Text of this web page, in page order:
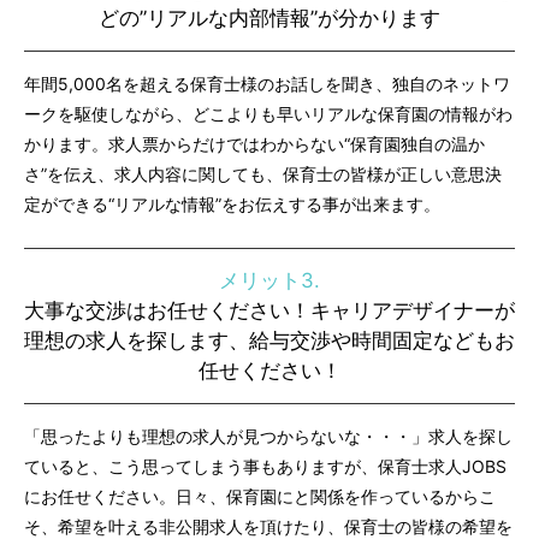
どの”リアルな内部情報”が分かります
年間5,000名を超える保育士様のお話しを聞き、独自のネットワ
ークを駆使しながら、どこよりも早いリアルな保育園の情報がわ
かります。求人票からだけではわからない“保育園独自の温か
さ”を伝え、求人内容に関しても、保育士の皆様が正しい意思決
定ができる“リアルな情報”をお伝えする事が出来ます。
メリット3.
大事な交渉はお任せください！キャリアデザイナーが
理想の求人を探します、給与交渉や時間固定などもお
任せください！
「思ったよりも理想の求人が見つからないな・・・」求人を探し
ていると、こう思ってしまう事もありますが、保育士求人JOBS
にお任せください。日々、保育園にと関係を作っているからこ
そ、希望を叶える非公開求人を頂けたり、保育士の皆様の希望を